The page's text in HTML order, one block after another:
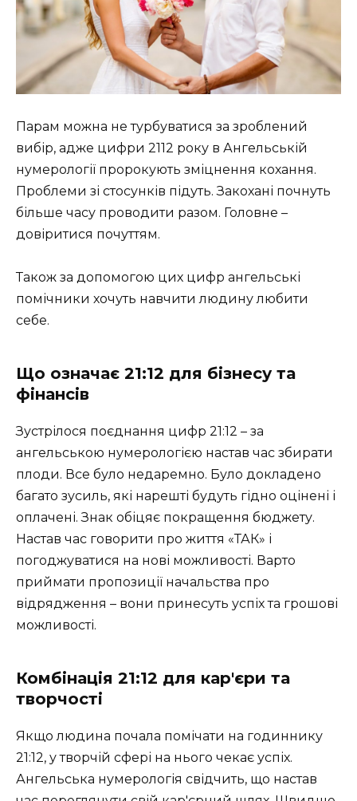
Парам можна не турбуватися за зроблений
вибір, адже цифри 2112 року в Ангельській
нумерології пророкують зміцнення кохання.
Проблеми зі стосунків підуть. Закохані почнуть
більше часу проводити разом. Головне –
довіритися почуттям.
Також за допомогою цих цифр ангельські
помічники хочуть навчити людину любити
себе.
Що означає 21:12 для бізнесу та
фінансів
Зустрілося поєднання цифр 21:12 – за
ангельською нумерологією настав час збирати
плоди. Все було недаремно. Було докладено
багато зусиль, які нарешті будуть гідно оцінені і
оплачені. Знак обіцяє покращення бюджету.
Настав час говорити про життя «ТАК» і
погоджуватися на нові можливості. Варто
приймати пропозиції начальства про
відрядження – вони принесуть успіх та грошові
можливості.
Комбінація 21:12 для кар'єри та
творчості
Якщо людина почала помічати на годиннику
21:12, у творчій сфері на нього чекає успіх.
Ангельська нумерологія свідчить, що настав